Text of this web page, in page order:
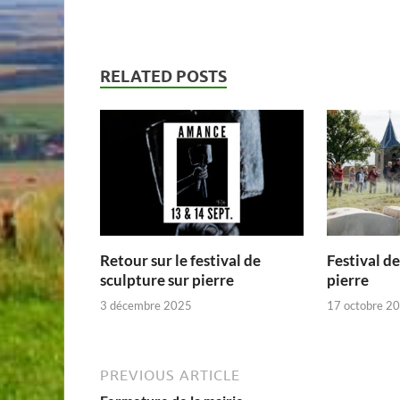
RELATED POSTS
Retour sur le festival de
sculpture sur pierre
3 décembre 2025
Festival
pierre
17 octobre
PREVIOUS ARTICLE